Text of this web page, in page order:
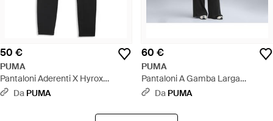
50 €
PUMA
Pantaloni Aderenti X Hyrox
Essentials Da Donna, Accessori,
Da PUMA
60 €
PUMA
Pantaloni A Gamba Larga
Essentials Dal Taglio Morbido Da
Da PUMA